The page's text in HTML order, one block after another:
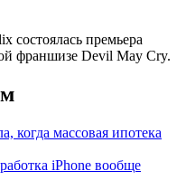
состоялась премьера
франшизе Devil May Cry.
когда массовая ипотека
iPhone вообще